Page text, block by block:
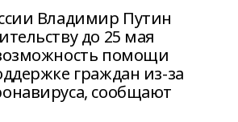
Владимир Путин
до 25 мая
помощи
граждан из-за
сообщают